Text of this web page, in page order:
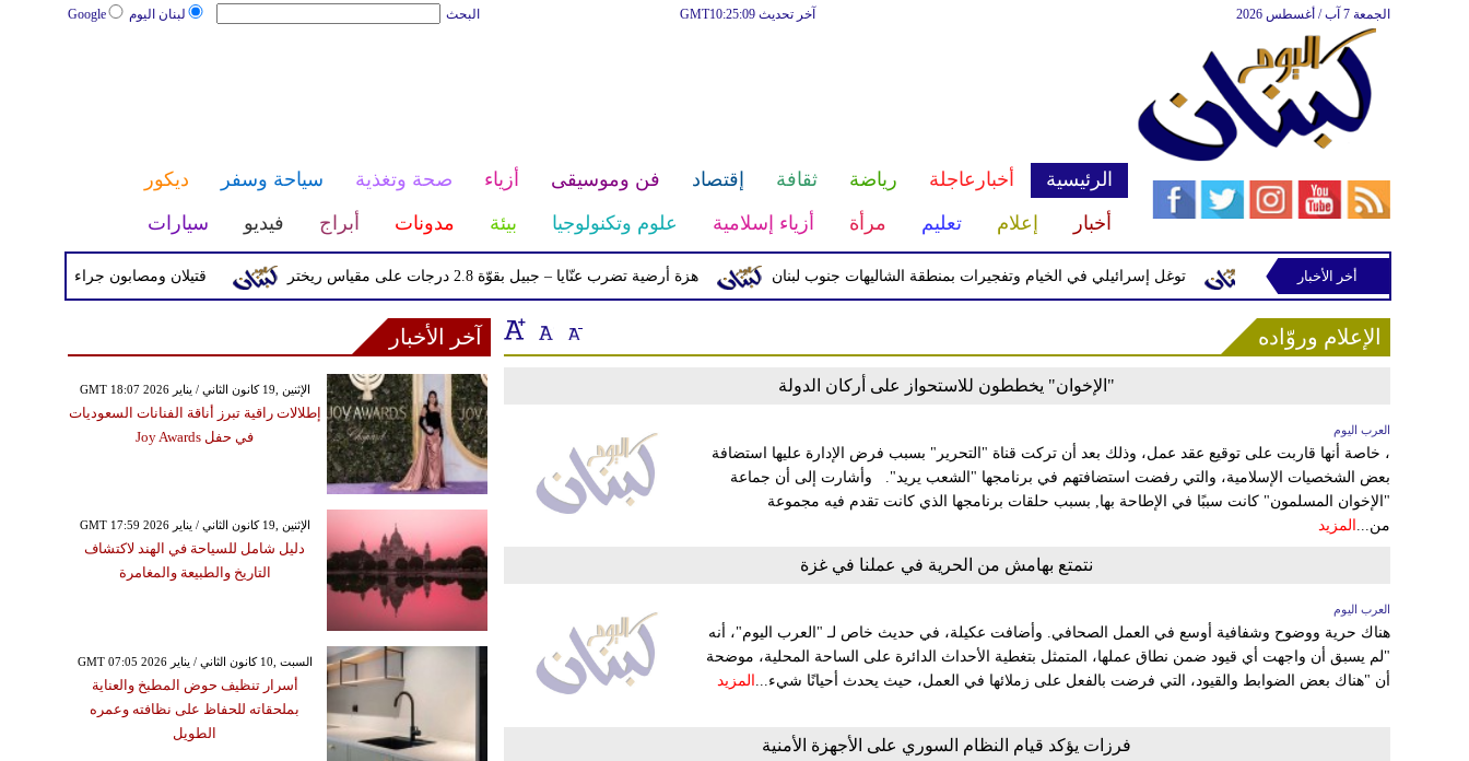
لبنان اليوم Google البحث آخر تحديث GMT10:25:09 الجمعة 7 آب / أغسطس 2026
الرئيسية أخبارعاجلة رياضة ثقافة إقتصاد فن وموسيقى أزياء صحة وتغذية سياحة وسفر
ديكور
أخبار
إعلام تعليم مرأة أزياء إسلامية علوم وتكنولوجيا بيئة مدونات أبراج فيديو سيارات
قتيلان ومصابون جراء 14 غارة إسرائيلية على شرق وجنوب لبنان هزة أرضية تضرب عنّايا – جبيل بقوّة 2.8 درجات على مقياس ريختر توغل إسرائيلي في الخيام وتفجيرات بمنطقة الشاليهات جنوب لبنان إسرائيلية في رب ثلاثين
أخر الأخبار
الإعلام وروّاده
"الإخوان" يخططون للاستحواز على أركان الدولة
العرب اليوم
، خاصة أنها قاربت على توقيع عقد عمل، وذلك بعد أن تركت قناة "التحرير" بسبب فرض الإدارة عليها استضافة
بعض الشخصيات الإسلامية، والتي رفضت استضافتهم في برنامجها "الشعب يريد". وأشارت إلى أن جماعة
"الإخوان المسلمون" كانت سببًا في الإطاحة بها, بسبب حلقات برنامجها الذي كانت تقدم فيه مجموعة
من... المزيد
نتمتع بهامش من الحرية في عملنا في غزة
العرب اليوم
هناك حرية ووضوح وشفافية أوسع في العمل الصحافي. وأضافت عكيلة، في حديث خاص لـ "العرب اليوم"، أنه
"لم يسبق أن واجهت أي قيود ضمن نطاق عملها، المتمثل بتغطية الأحداث الدائرة على الساحة المحلية، موضحة
أن "هناك بعض الضوابط والقيود، التي فرضت بالفعل على زملائها في العمل، حيث يحدث أحيانًا شيء... المزيد
فرزات يؤكد قيام النظام السوري على الأجهزة الأمنية
آخر الأخبار
GMT 18:07 2026 الإثنين ,19 كانون الثاني / يناير
إطلالات راقية تبرز أناقة الفنانات السعوديات
في حفل Joy Awards
GMT 17:59 2026 الإثنين ,19 كانون الثاني / يناير
دليل شامل للسياحة في الهند لاكتشاف
التاريخ والطبيعة والمغامرة
GMT 07:05 2026 السبت ,10 كانون الثاني / يناير
أسرار تنظيف حوض المطبخ والعناية
بملحقاته للحفاظ على نظافته وعمره
الطويل